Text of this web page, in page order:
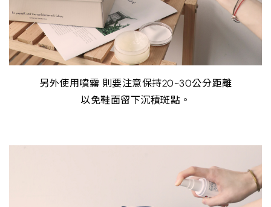
另外使用噴霧 則要注意保持20~30公分距離
以免鞋面留下沉積斑點。